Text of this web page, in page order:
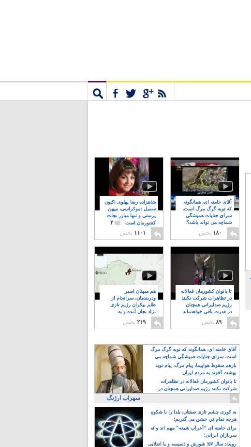
شاهزاده رضا پهلوی اکنون
سمبل دموکراسی، میهن
پرستی و تنها مبارز نجات
کشورمان است
۴
۱۱۰۱ پخش
آقای خامنه ای، همانگونه
که توبه گرگ مرگ است،
سزای جنایات همیشگی
شماچه می تواند باشد؟!
۸
۱۸۰ پخش
هم میهنان اسیر
ودربندمان، سرانجام از
ظلم بیکران رژیم تازی
نژاد بجان آمده و به
۲۱۹ پخش
تا بانوان کشورمان فعالانه
در تظاهرات شرکت نکنند
رژیم ضدایرانی همچنان
در قدرت باقی خواهدماند
۸
۸۹ پخش
آقای خامنه ای، همانگونه که توبه گرگ مرگ
است، سزای جنایات همیشگی شماچه می
تواند باشد؟!
بازهم سقوط هواپیما، پیام مرگ، پیام نوید
بهشت آخوند به مردم ایران
تا بانوان کشورمان فعالانه در تظاهرات
شرکت نکنند رژیم ضدایرانی همچنان در
قدرت باقی خواهدماند
سهراب ارژنگ
به کوری چشم تازی صفتان، یلدا را با شکوهِ
هرچه تمام تر، جشن می گیریم!
برای خامنه ای "اَعراب شیعه" مهم اند و نَه
سربازانِ ایرانی!
رویداد سال ۵۷؛ شورش و دَسیسه و یا انقلابی